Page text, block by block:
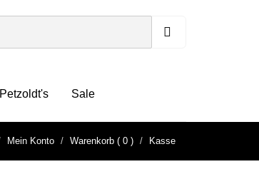
Petzoldt's Sale
Mein Konto Warenkorb ( 0 ) Kasse